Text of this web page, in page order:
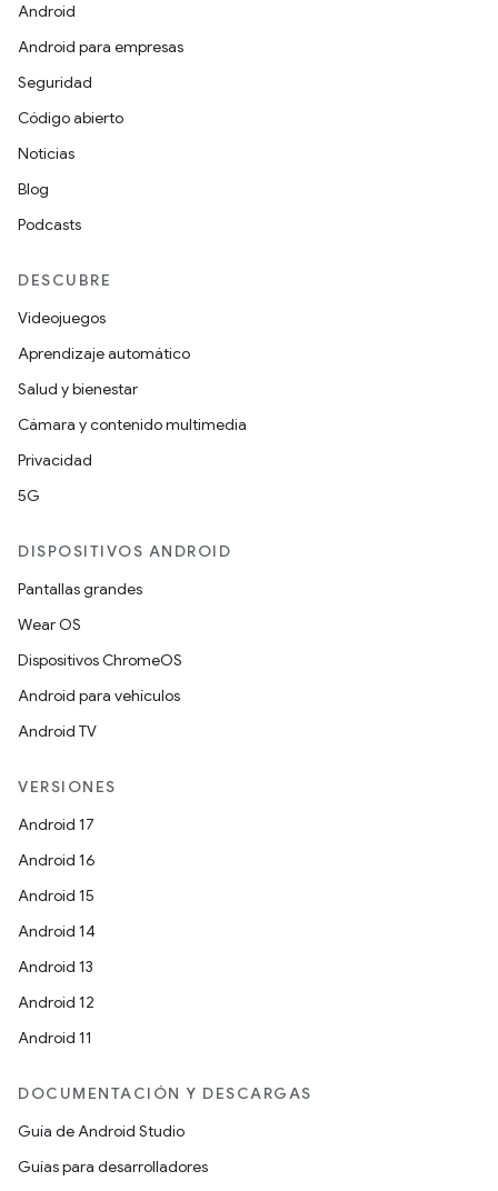
Android
Android para empresas
Seguridad
Código abierto
Noticias
Blog
Podcasts
DESCUBRE
Videojuegos
Aprendizaje automático
Salud y bienestar
Cámara y contenido multimedia
Privacidad
5G
DISPOSITIVOS ANDROID
Pantallas grandes
Wear OS
Dispositivos ChromeOS
Android para vehículos
Android TV
VERSIONES
Android 17
Android 16
Android 15
Android 14
Android 13
Android 12
Android 11
DOCUMENTACIÓN Y DESCARGAS
Guía de Android Studio
Guías para desarrolladores